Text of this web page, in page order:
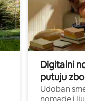
Digitalni
putuju zbog
Udoban